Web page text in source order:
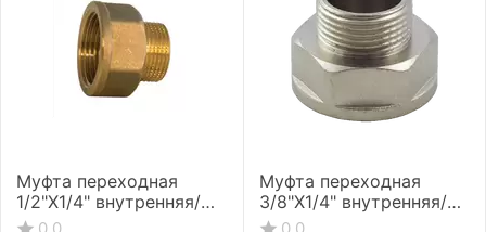
Муфта переходная
1/2"X1/4" внутренняя/
наружная резьба Stout
Муфта переходная
3/8"X1/4" внутренняя/
наружная резьба